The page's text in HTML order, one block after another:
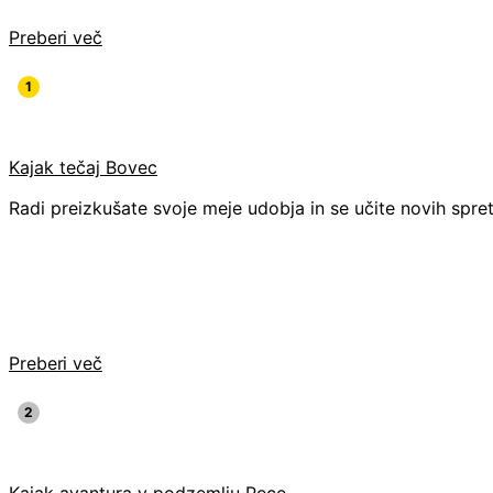
Preberi več
Kajak tečaj Bovec
Radi preizkušate svoje meje udobja in se učite novih
Preberi več